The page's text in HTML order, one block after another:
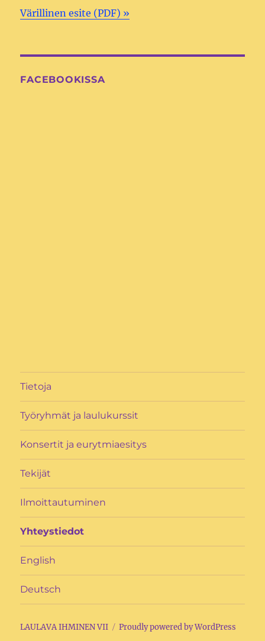
Värillinen esite (PDF) »
FACEBOOKISSA
Tietoja
Työryhmät ja laulukurssit
Konsertit ja eurytmiaesitys
Tekijät
Ilmoittautuminen
Yhteystiedot
English
Deutsch
LAULAVA IHMINEN VII Proudly powered by WordPress